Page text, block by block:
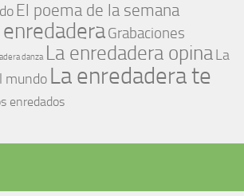
El poema de la semana
Grabaciones
danza La enredadera opinaLa
mundo La enredadera te
enredados